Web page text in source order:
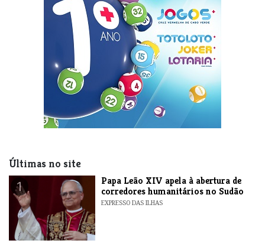
Últimas no site
1
​Papa Leão XIV apela à abertura de
corredores humanitários no Sudão
EXPRESSO DAS ILHAS